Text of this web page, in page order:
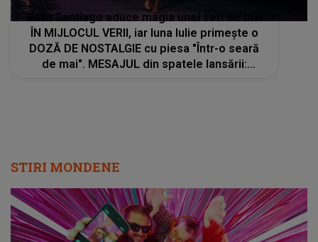
Bella Santiago aduce magia unei seri de mai
ÎN MIJLOCUL VERII, iar luna Iulie primește o
DOZĂ DE NOSTALGIE cu piesa "Într-o seară
de mai". MESAJUL din spatele lansării:
STIRI MONDENE